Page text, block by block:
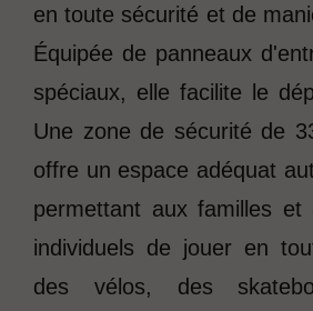
en toute sécurité et de
Équipée de panneaux
spéciaux, elle facilite le
Une zone de sécurité de
offre un espace adéquat
permettant aux familles et
individuels de jouer en
des vélos, des